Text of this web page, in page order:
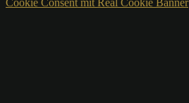
Cookie Consent mit Real Cookie Banner